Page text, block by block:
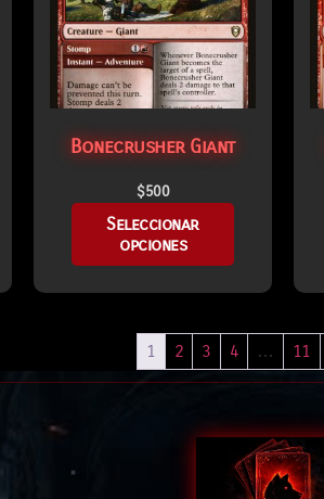
Bonecrusher Giant
$500
Seleccionar
opciones
1 2 3 4 … 11